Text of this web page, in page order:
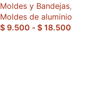
Moldes y Bandejas,
Moldes de aluminio
$ 9.500 - $ 18.500